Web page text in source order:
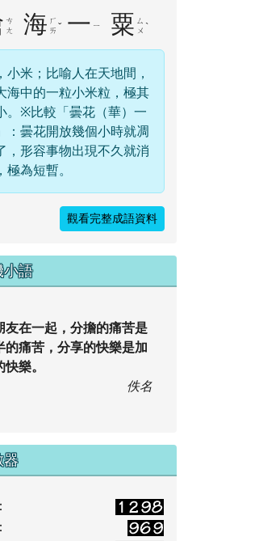
ㄘ
ㄤ
海 ㄏ
ㄞ ˇ 一 ㄧ 粟 ㄙ
ㄨ ˋ
小米；比喻人在天地間，
海中的一粒小米粒，極其
。※比較「曇花（華）一
：曇花開放幾個小時就凋
，形容事物出現不久就消
極為短暫。
觀看完整成語資料
小語
友在一起，分擔的痛苦是
的痛苦，分享的快樂是加
樂。
佚名
器